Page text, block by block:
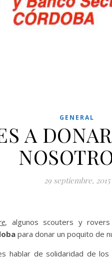
GENERAL
A
29 septiembre, 2015
, algunos scouters y
para donar un poquito de
hablar de solidaridad de